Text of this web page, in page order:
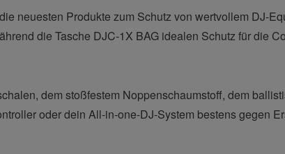
neuesten Produkte zum Schutz von wertvollem DJ-
die Tasche DJC-1X BAG idealen Schutz für die
dem stoßfestem Noppenschaumstoff, dem
oder dein All-in-one-DJ-System bestens gegen